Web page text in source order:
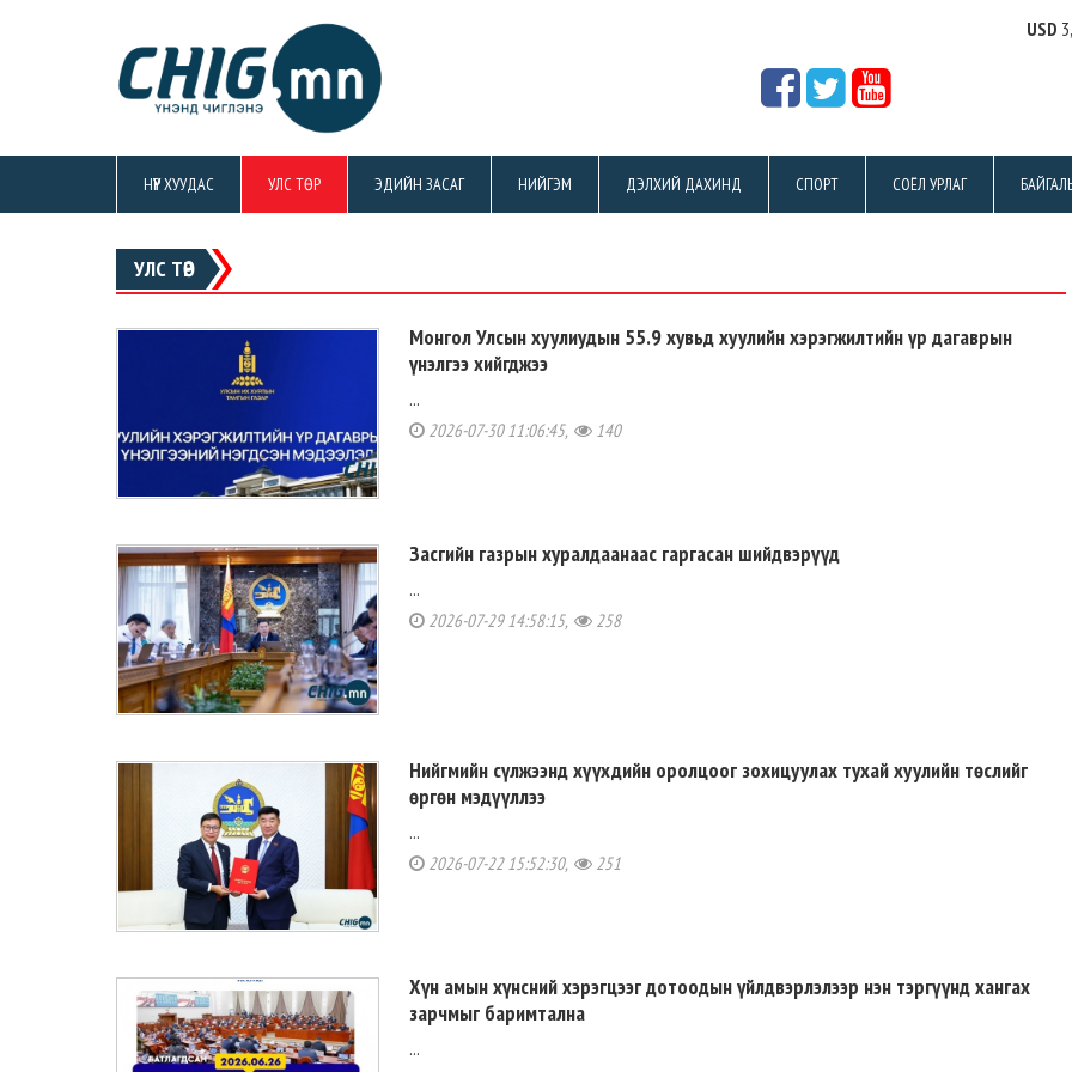
USD
НҮҮР ХУУДАС УЛС ТӨР ЭДИЙН ЗАСАГ НИЙГЭМ ДЭЛХИЙ ДАХИНД СПОРТ СОЁЛ УРЛАГ
УЛС ТӨР
Монгол Улсын хуулиудын 55.9 хувьд хуулийн хэрэгжилтийн үр дагаврын
үнэлгээ хийгджээ
...
2026-07-30 11:06:45, 140
Засгийн газрын хуралдаанаас гаргасан шийдвэрүүд
...
2026-07-29 14:58:15, 258
Нийгмийн сүлжээнд хүүхдийн оролцоог зохицуулах тухай хуулийн төслийг
өргөн мэдүүллээ
...
2026-07-22 15:52:30, 251
Хүн амын хүнсний хэрэгцээг дотоодын үйлдвэрлэлээр нэн тэргүүнд хангах
зарчмыг баримтална
...